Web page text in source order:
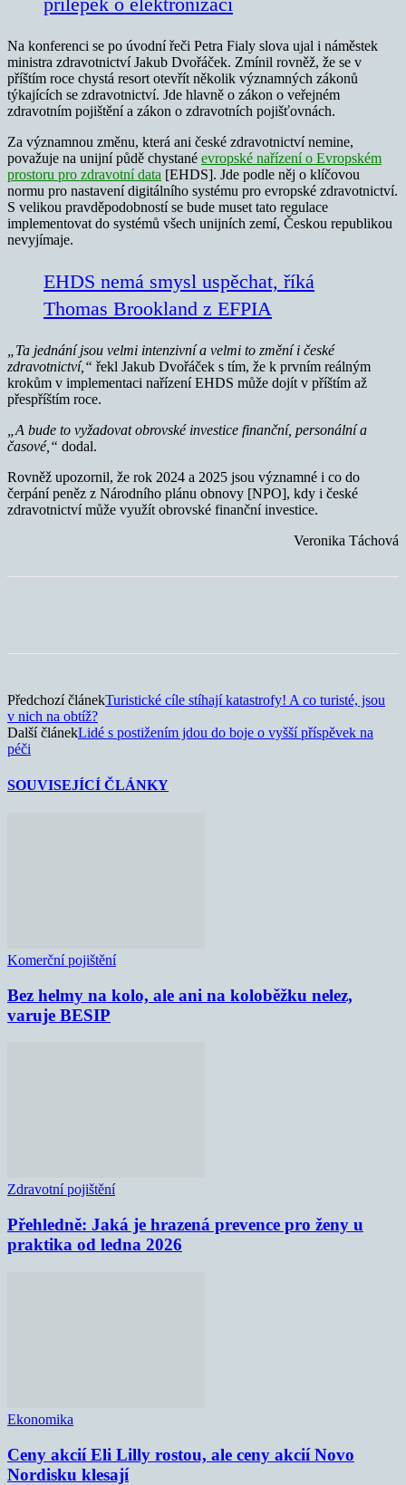
Na konferenci se po úvodní řeči Petra Fialy slova ujal i náměstek
ministra zdravotnictví Jakub Dvořáček. Zmínil rovněž, že se v
příštím roce chystá resort otevřít několik významných zákonů
týkajících se zdravotnictví. Jde hlavně o zákon o veřejném
zdravotním pojištění a zákon o zdravotních pojišťovnách.
Za významnou změnu, která ani české zdravotnictví nemine,
považuje na unijní půdě chystané evropské nařízení o Evropském
prostoru pro zdravotní data [EHDS]. Jde podle něj o klíčovou
normu pro nastavení digitálního systému pro evropské zdravotnictví.
S velikou pravděpodobností se bude muset tato regulace
implementovat do systémů všech unijních zemí, Českou republikou
nevyjímaje.
EHDS nemá smysl uspěchat, říká
Thomas Brookland z EFPIA
„Ta jednání jsou velmi intenzivní a velmi to změní i české
zdravotnictví,“ řekl Jakub Dvořáček s tím, že k prvním reálným
krokům v implementaci nařízení EHDS může dojít v příštím až
přespříštím roce.
„A bude to vyžadovat obrovské investice finanční, personální a
časové,“ dodal.
Rovněž upozornil, že rok 2024 a 2025 jsou významné i co do
čerpání peněz z Národního plánu obnovy [NPO], kdy i české
zdravotnictví může využít obrovské finanční investice.
Veronika Táchová
Předchozí článekTuristické cíle stíhají katastrofy! A co turisté, jsou
v nich na obtíž?
Další článekLidé s postižením jdou do boje o vyšší příspěvek na
péči
SOUVISEJÍCÍ ČLÁNKY
Komerční pojištění
Bez helmy na kolo, ale ani na koloběžku nelez,
varuje BESIP
Zdravotní pojištění
Přehledně: Jaká je hrazená prevence pro ženy u
praktika od ledna 2026
Ekonomika
Ceny akcií Eli Lilly rostou, ale ceny akcií Novo
Nordisku klesají